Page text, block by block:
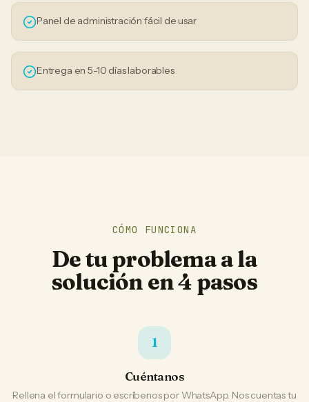
Panel de administración fácil de usar
Entrega en 5-10 días laborables
CÓMO FUNCIONA
De tu problema a la
solución en 4 pasos
1
Cuéntanos
Rellena el formulario o escríbenos por WhatsApp. Nos cuentas tu